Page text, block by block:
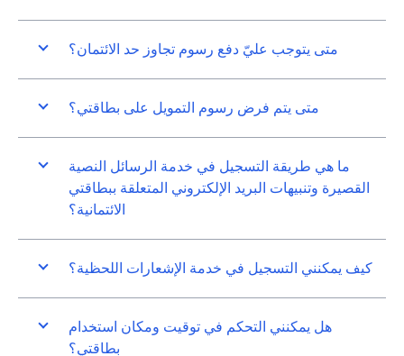
متى يتوجب عليّ دفع رسوم تجاوز حد الائتمان؟
متى يتم فرض رسوم التمويل على بطاقتي؟
ما هي طريقة التسجيل في خدمة الرسائل النصية
القصيرة وتنبيهات البريد الإلكتروني المتعلقة ببطاقتي
الائتمانية؟
كيف يمكنني التسجيل في خدمة الإشعارات اللحظية؟
هل يمكنني التحكم في توقيت ومكان استخدام
بطاقتي؟